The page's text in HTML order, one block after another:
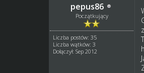
pepus86
Początkujący
Liczba postów: 35
Liczba wątków: 3
Dołączył: Sep 2012